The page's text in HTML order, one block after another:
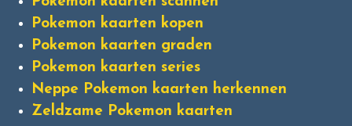
Pokemon kaarten kopen
Pokemon kaarten graden
Pokemon kaarten series
Neppe Pokemon kaarten herkennen
Zeldzame Pokemon kaarten